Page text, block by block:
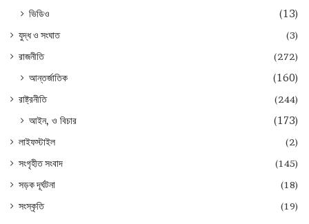
ভিডিও
(13)
যুদ্ধ ও সংঘাত
(3)
রাজনীতি
(272)
আন্তর্জাতিক (160)
রাষ্ট্রনীতি (244)
আইন, ও বিচার (173)
লাইফস্টাইল
(2)
সংগৃহীত সংবাদ
(145)
সড়ক দূর্ঘটনা
(18)
সংস্কৃতি
(19)